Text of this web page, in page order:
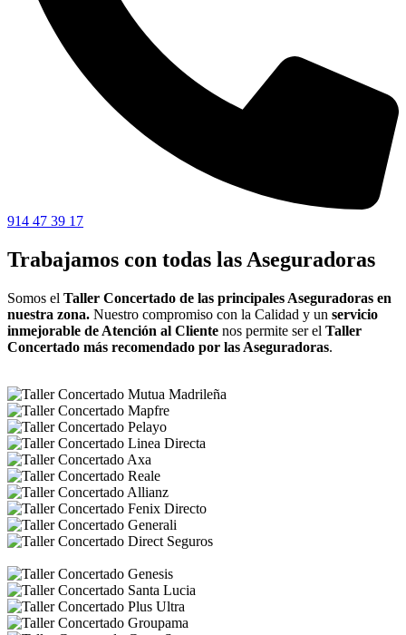
914 47 39 17
Trabajamos con todas las Aseguradoras
Somos el Taller Concertado de las principales Aseguradoras en
nuestra zona. Nuestro compromiso con la Calidad y un servicio
inmejorable de Atención al Cliente nos permite ser el Taller
Concertado más recomendado por las Aseguradoras.